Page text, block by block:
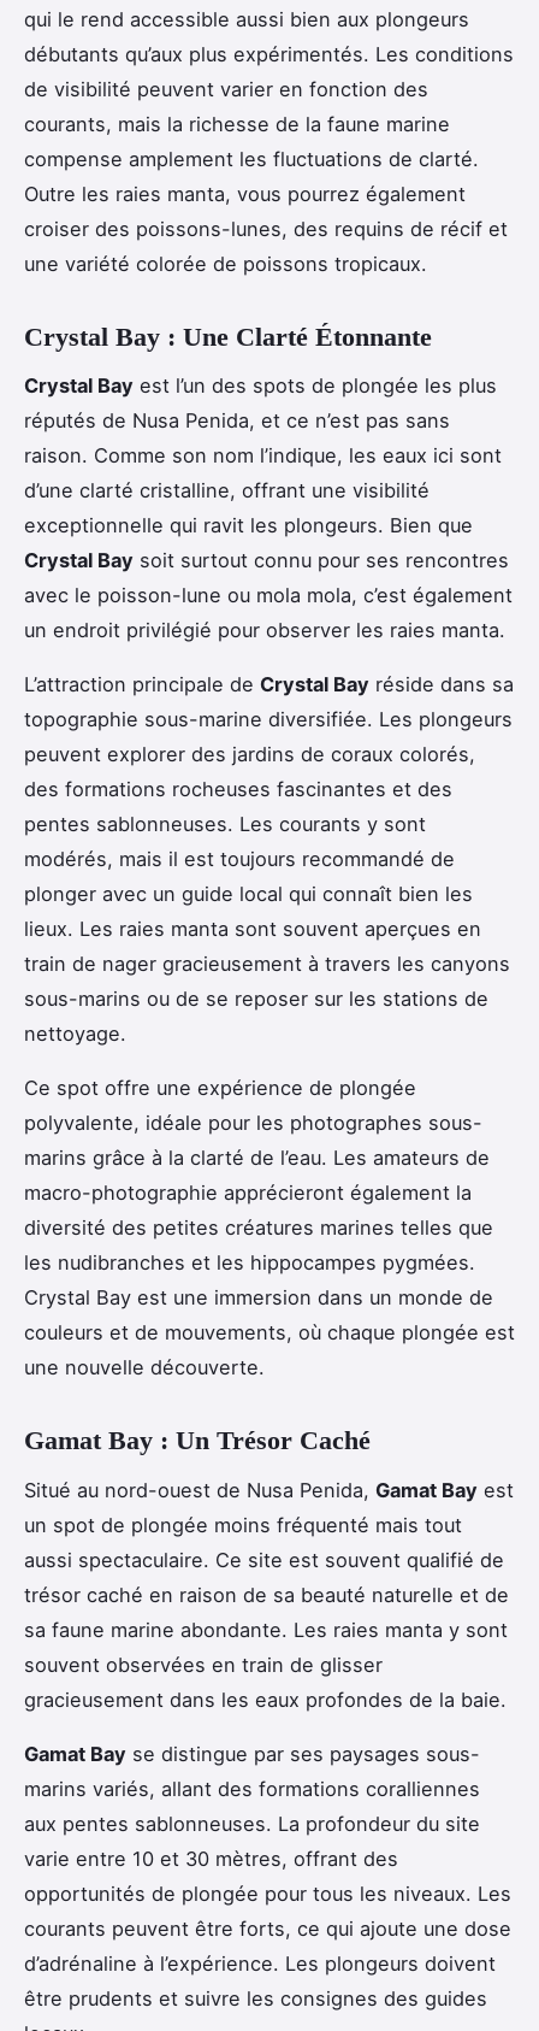
qui le rend accessible aussi bien aux plongeurs
débutants qu’aux plus expérimentés. Les conditions
de visibilité peuvent varier en fonction des
courants, mais la richesse de la faune marine
compense amplement les fluctuations de clarté.
Outre les raies manta, vous pourrez également
croiser des poissons-lunes, des requins de récif et
une variété colorée de poissons tropicaux.
Crystal Bay : Une Clarté Étonnante
Crystal Bay est l’un des spots de plongée les plus
réputés de Nusa Penida, et ce n’est pas sans
raison. Comme son nom l’indique, les eaux ici sont
d’une clarté cristalline, offrant une visibilité
exceptionnelle qui ravit les plongeurs. Bien que
Crystal Bay soit surtout connu pour ses rencontres
avec le poisson-lune ou mola mola, c’est également
un endroit privilégié pour observer les raies manta.
L’attraction principale de Crystal Bay réside dans sa
topographie sous-marine diversifiée. Les plongeurs
peuvent explorer des jardins de coraux colorés,
des formations rocheuses fascinantes et des
pentes sablonneuses. Les courants y sont
modérés, mais il est toujours recommandé de
plonger avec un guide local qui connaît bien les
lieux. Les raies manta sont souvent aperçues en
train de nager gracieusement à travers les canyons
sous-marins ou de se reposer sur les stations de
nettoyage.
Ce spot offre une expérience de plongée
polyvalente, idéale pour les photographes sous-
marins grâce à la clarté de l’eau. Les amateurs de
macro-photographie apprécieront également la
diversité des petites créatures marines telles que
les nudibranches et les hippocampes pygmées.
Crystal Bay est une immersion dans un monde de
couleurs et de mouvements, où chaque plongée est
une nouvelle découverte.
Gamat Bay : Un Trésor Caché
Situé au nord-ouest de Nusa Penida, Gamat Bay est
un spot de plongée moins fréquenté mais tout
aussi spectaculaire. Ce site est souvent qualifié de
trésor caché en raison de sa beauté naturelle et de
sa faune marine abondante. Les raies manta y sont
souvent observées en train de glisser
gracieusement dans les eaux profondes de la baie.
Gamat Bay se distingue par ses paysages sous-
marins variés, allant des formations coralliennes
aux pentes sablonneuses. La profondeur du site
varie entre 10 et 30 mètres, offrant des
opportunités de plongée pour tous les niveaux. Les
courants peuvent être forts, ce qui ajoute une dose
d’adrénaline à l’expérience. Les plongeurs doivent
être prudents et suivre les consignes des guides